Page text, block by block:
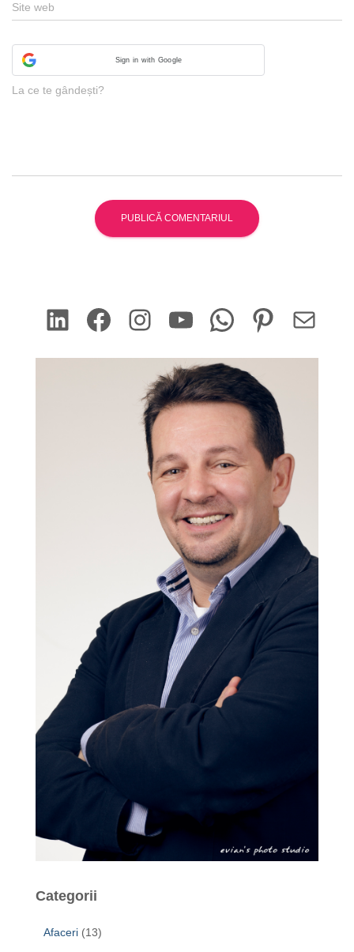
Site web
Sign in with Google
La ce te gândești?
LinkedIn Facebook Instagram YouTube WhatsApp Pinterest Mail
Categorii
Afaceri (13)